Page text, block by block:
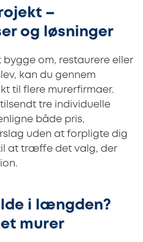
–
og løsninger
om, restaurere eller
kan du gennem
til flere murerfirmaer.
tre individuelle
både pris,
uden at forpligte dig
at træffe det valg, der
i længden?
murer